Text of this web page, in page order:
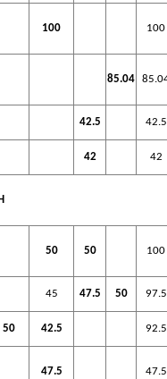
100 100
85.04
42.5 42.5
42 42
50 50 100
45 47.5 50 97.5
50 42.5 92.5
47.5 47.5